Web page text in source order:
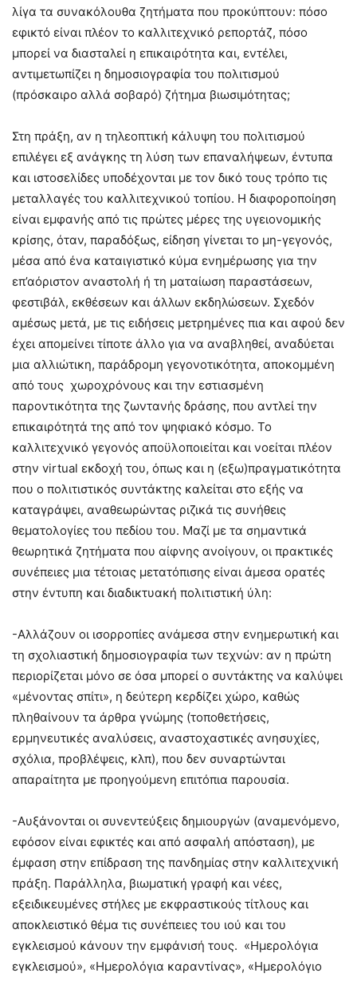
λίγα τα συνακόλουθα ζητήματα που προκύπτουν: πόσο
εφικτό είναι πλέον το καλλιτεχνικό ρεπορτάζ, πόσο
μπορεί να διασταλεί η επικαιρότητα και, εντέλει,
αντιμετωπίζει η δημοσιογραφία του πολιτισμού
(πρόσκαιρο αλλά σοβαρό) ζήτημα βιωσιμότητας;
Στη πράξη, αν η τηλεοπτική κάλυψη του πολιτισμού
επιλέγει εξ ανάγκης τη λύση των επαναλήψεων, έντυπα
και ιστοσελίδες υποδέχονται με τον δικό τους τρόπο τις
μεταλλαγές του καλλιτεχνικού τοπίου. Η διαφοροποίηση
είναι εμφανής από τις πρώτες μέρες της υγειονομικής
κρίσης, όταν, παραδόξως, είδηση γίνεται το μη-γεγονός,
μέσα από ένα καταιγιστικό κύμα ενημέρωσης για την
επ’αόριστον αναστολή ή τη ματαίωση παραστάσεων,
φεστιβάλ, εκθέσεων και άλλων εκδηλώσεων. Σχεδόν
αμέσως μετά, με τις ειδήσεις μετρημένες πια και αφού δεν
έχει απομείνει τίποτε άλλο για να αναβληθεί, αναδύεται
μια αλλιώτικη, παράδρομη γεγονοτικότητα, αποκομμένη
από τους χωροχρόνους και την εστιασμένη
παροντικότητα της ζωντανής δράσης, που αντλεί την
επικαιρότητά της από τον ψηφιακό κόσμο. Το
καλλιτεχνικό γεγονός αποϋλοποιείται και νοείται πλέον
στην virtual εκδοχή του, όπως και η (εξω)πραγματικότητα
που ο πολιτιστικός συντάκτης καλείται στο εξής να
καταγράψει, αναθεωρώντας ριζικά τις συνήθεις
θεματολογίες του πεδίου του. Μαζί με τα σημαντικά
θεωρητικά ζητήματα που αίφνης ανοίγουν, οι πρακτικές
συνέπειες μια τέτοιας μετατόπισης είναι άμεσα ορατές
στην έντυπη και διαδικτυακή πολιτιστική ύλη:
-Αλλάζουν οι ισορροπίες ανάμεσα στην ενημερωτική και
τη σχολιαστική δημοσιογραφία των τεχνών: αν η πρώτη
περιορίζεται μόνο σε όσα μπορεί ο συντάκτης να καλύψει
«μένοντας σπίτι», η δεύτερη κερδίζει χώρο, καθώς
πληθαίνουν τα άρθρα γνώμης (τοποθετήσεις,
ερμηνευτικές αναλύσεις, αναστοχαστικές ανησυχίες,
σχόλια, προβλέψεις, κλπ), που δεν συναρτώνται
απαραίτητα με προηγούμενη επιτόπια παρουσία.
-Αυξάνονται οι συνεντεύξεις δημιουργών (αναμενόμενο,
εφόσον είναι εφικτές και από ασφαλή απόσταση), με
έμφαση στην επίδραση της πανδημίας στην καλλιτεχνική
πράξη. Παράλληλα, βιωματική γραφή και νέες,
εξειδικευμένες στήλες με εκφραστικούς τίτλους και
αποκλειστικό θέμα τις συνέπειες του ιού και του
εγκλεισμού κάνουν την εμφάνισή τους. «Ημερολόγια
εγκλεισμού», «Ημερολόγια καραντίνας», «Ημερολόγιο